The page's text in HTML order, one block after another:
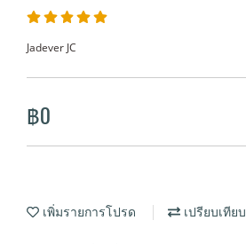
Jadever JC
฿0
เพิ่มรายการโปรด เปรียบเทียบ